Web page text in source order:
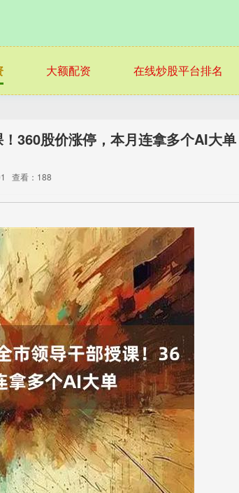
大额配资 在线炒股平台排名
360股价涨停，本月连拿多个AI大单
查看：188